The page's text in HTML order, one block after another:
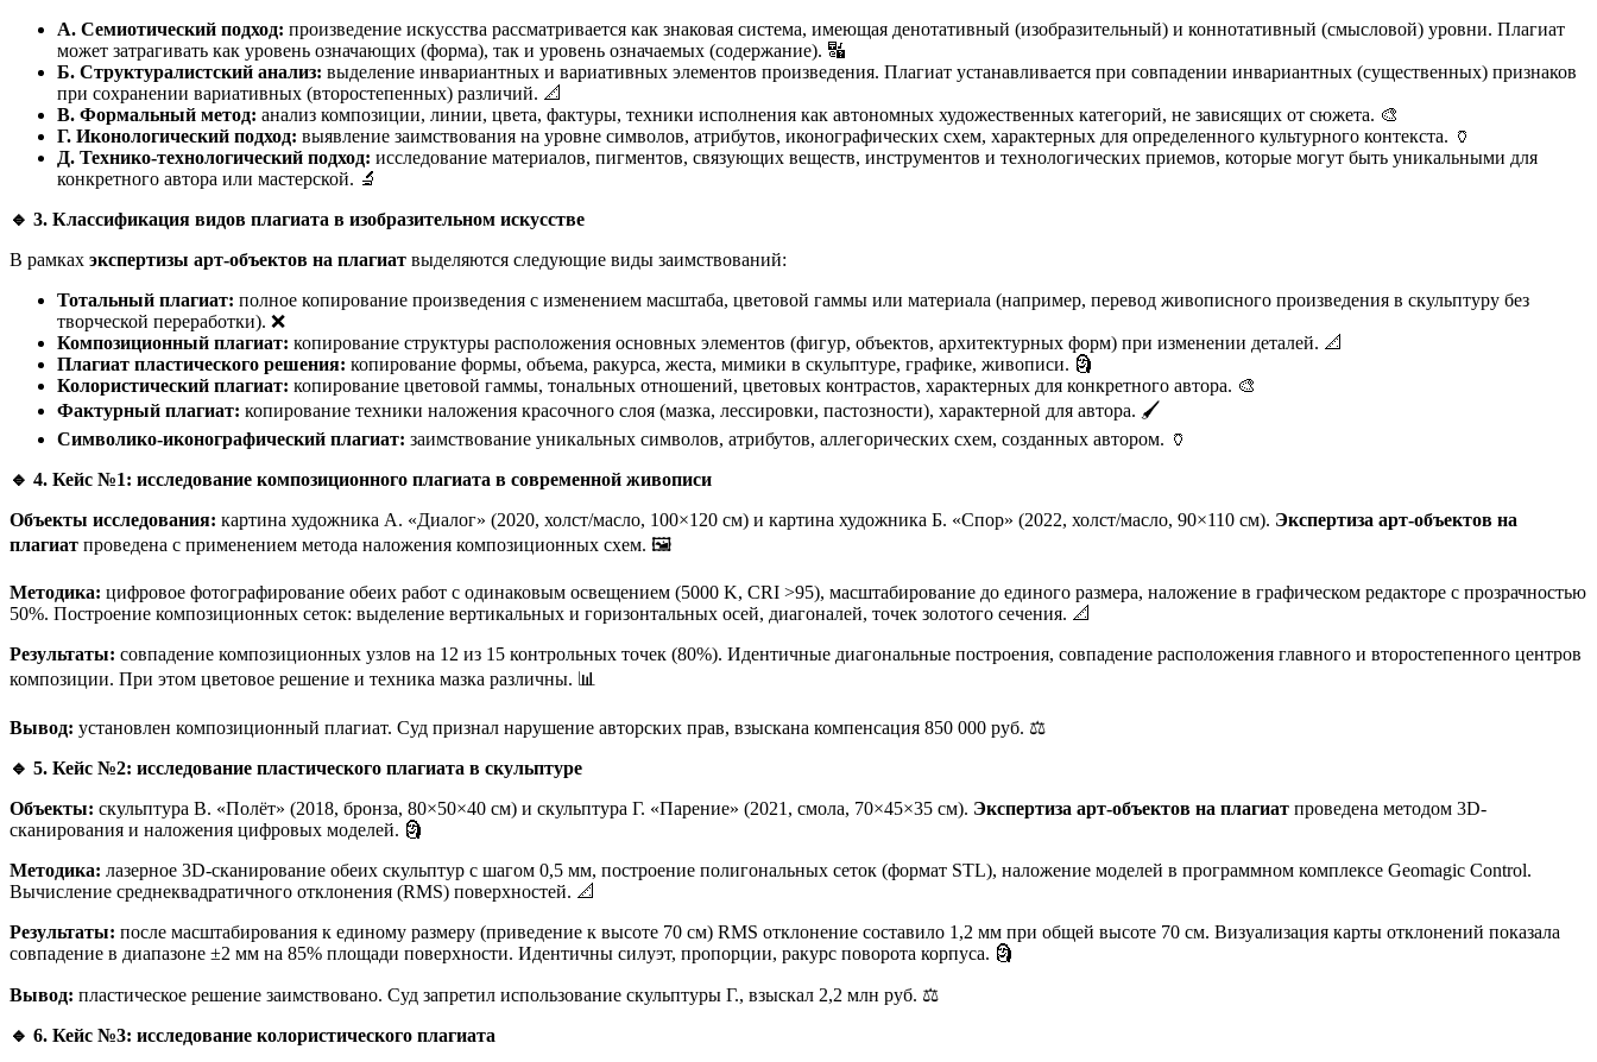
А. Семиотический подход: произведение искусства рассматривается как знаковая система, имеющая денотативный (изобразительный) и коннотативный (смысловой) уровни. Плагиат
может затрагивать как уровень означающих (форма), так и уровень означаемых (содержание). 🔣
Б. Структуралистский анализ: выделение инвариантных и вариативных элементов произведения. Плагиат устанавливается при совпадении инвариантных (существенных) признаков
при сохранении вариативных (второстепенных) различий. 📐
В. Формальный метод: анализ композиции, линии, цвета, фактуры, техники исполнения как автономных художественных категорий, не зависящих от сюжета. 🎨
Г. Иконологический подход: выявление заимствования на уровне символов, атрибутов, иконографических схем, характерных для определенного культурного контекста. 🏺
Д. Технико-технологический подход: исследование материалов, пигментов, связующих веществ, инструментов и технологических приемов, которые могут быть уникальными для
конкретного автора или мастерской. 🔬
🔹 3. Классификация видов плагиата в изобразительном искусстве
В рамках экспертизы арт-объектов на плагиат выделяются следующие виды заимствований:
Тотальный плагиат: полное копирование произведения с изменением масштаба, цветовой гаммы или материала (например, перевод живописного произведения в скульптуру без
творческой переработки). ❌
Композиционный плагиат: копирование структуры расположения основных элементов (фигур, объектов, архитектурных форм) при изменении деталей. 📐
Плагиат пластического решения: копирование формы, объема, ракурса, жеста, мимики в скульптуре, графике, живописи. 🗿
Колористический плагиат: копирование цветовой гаммы, тональных отношений, цветовых контрастов, характерных для конкретного автора. 🎨
Фактурный плагиат: копирование техники наложения красочного слоя (мазка, лессировки, пастозности), характерной для автора. 🖌️
Символико-иконографический плагиат: заимствование уникальных символов, атрибутов, аллегорических схем, созданных автором. 🏺
🔹 4. Кейс №1: исследование композиционного плагиата в современной живописи
Объекты исследования: картина художника А. «Диалог» (2020, холст/масло, 100×120 см) и картина художника Б. «Спор» (2022, холст/масло, 90×110 см). Экспертиза арт-объектов на
плагиат проведена с применением метода наложения композиционных схем. 🖼️
Методика: цифровое фотографирование обеих работ с одинаковым освещением (5000 K, CRI >95), масштабирование до единого размера, наложение в графическом редакторе с прозрачностью
50%. Построение композиционных сеток: выделение вертикальных и горизонтальных осей, диагоналей, точек золотого сечения. 📐
Результаты: совпадение композиционных узлов на 12 из 15 контрольных точек (80%). Идентичные диагональные построения, совпадение расположения главного и второстепенного центров
композиции. При этом цветовое решение и техника мазка различны. 📊
Вывод: установлен композиционный плагиат. Суд признал нарушение авторских прав, взыскана компенсация 850 000 руб. ⚖️
🔹 5. Кейс №2: исследование пластического плагиата в скульптуре
Объекты: скульптура В. «Полёт» (2018, бронза, 80×50×40 см) и скульптура Г. «Парение» (2021, смола, 70×45×35 см). Экспертиза арт-объектов на плагиат проведена методом 3D-
сканирования и наложения цифровых моделей. 🗿
Методика: лазерное 3D-сканирование обеих скульптур с шагом 0,5 мм, построение полигональных сеток (формат STL), наложение моделей в программном комплексе Geomagic Control.
Вычисление среднеквадратичного отклонения (RMS) поверхностей. 📐
Результаты: после масштабирования к единому размеру (приведение к высоте 70 см) RMS отклонение составило 1,2 мм при общей высоте 70 см. Визуализация карты отклонений показала
совпадение в диапазоне ±2 мм на 85% площади поверхности. Идентичны силуэт, пропорции, ракурс поворота корпуса. 🗿
Вывод: пластическое решение заимствовано. Суд запретил использование скульптуры Г., взыскал 2,2 млн руб. ⚖️
🔹 6. Кейс №3: исследование колористического плагиата